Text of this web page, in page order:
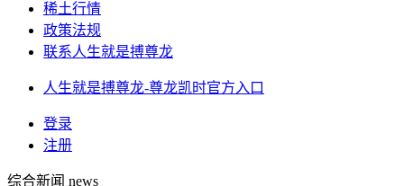
稀土行情
政策法规
联系人生就是搏尊龙
人生就是搏尊龙-尊龙凯时官方入口
登录
注册
综合新闻 news